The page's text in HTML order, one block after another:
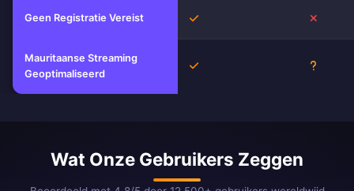
Geen Registratie Vereist Ja
Mauritaanse Streaming
Geoptimaliseerd
Ja
Wat Onze Gebruikers Zeggen